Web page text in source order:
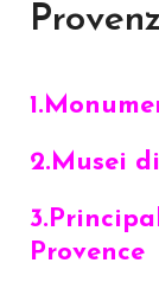
2.Musei
Provence